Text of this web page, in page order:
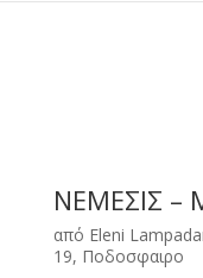
ΝΕΜΕΣΙΣ –
από Eleni
19, Ποδοσφαιρο